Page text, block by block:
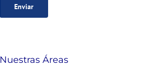
Nuestras Áreas